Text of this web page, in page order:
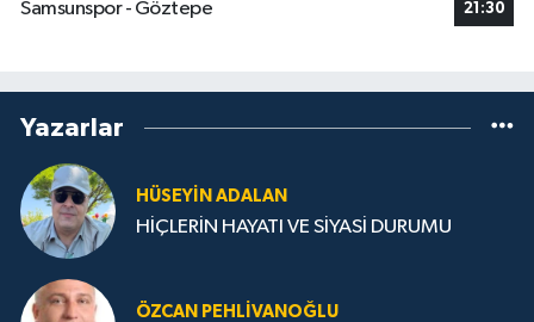
Samsunspor - Göztepe 21:30
Yazarlar
HÜSEYIN ADALAN
HİÇLERİN HAYATI VE SİYASİ DURUMU
ÖZCAN PEHLIVANOĞLU